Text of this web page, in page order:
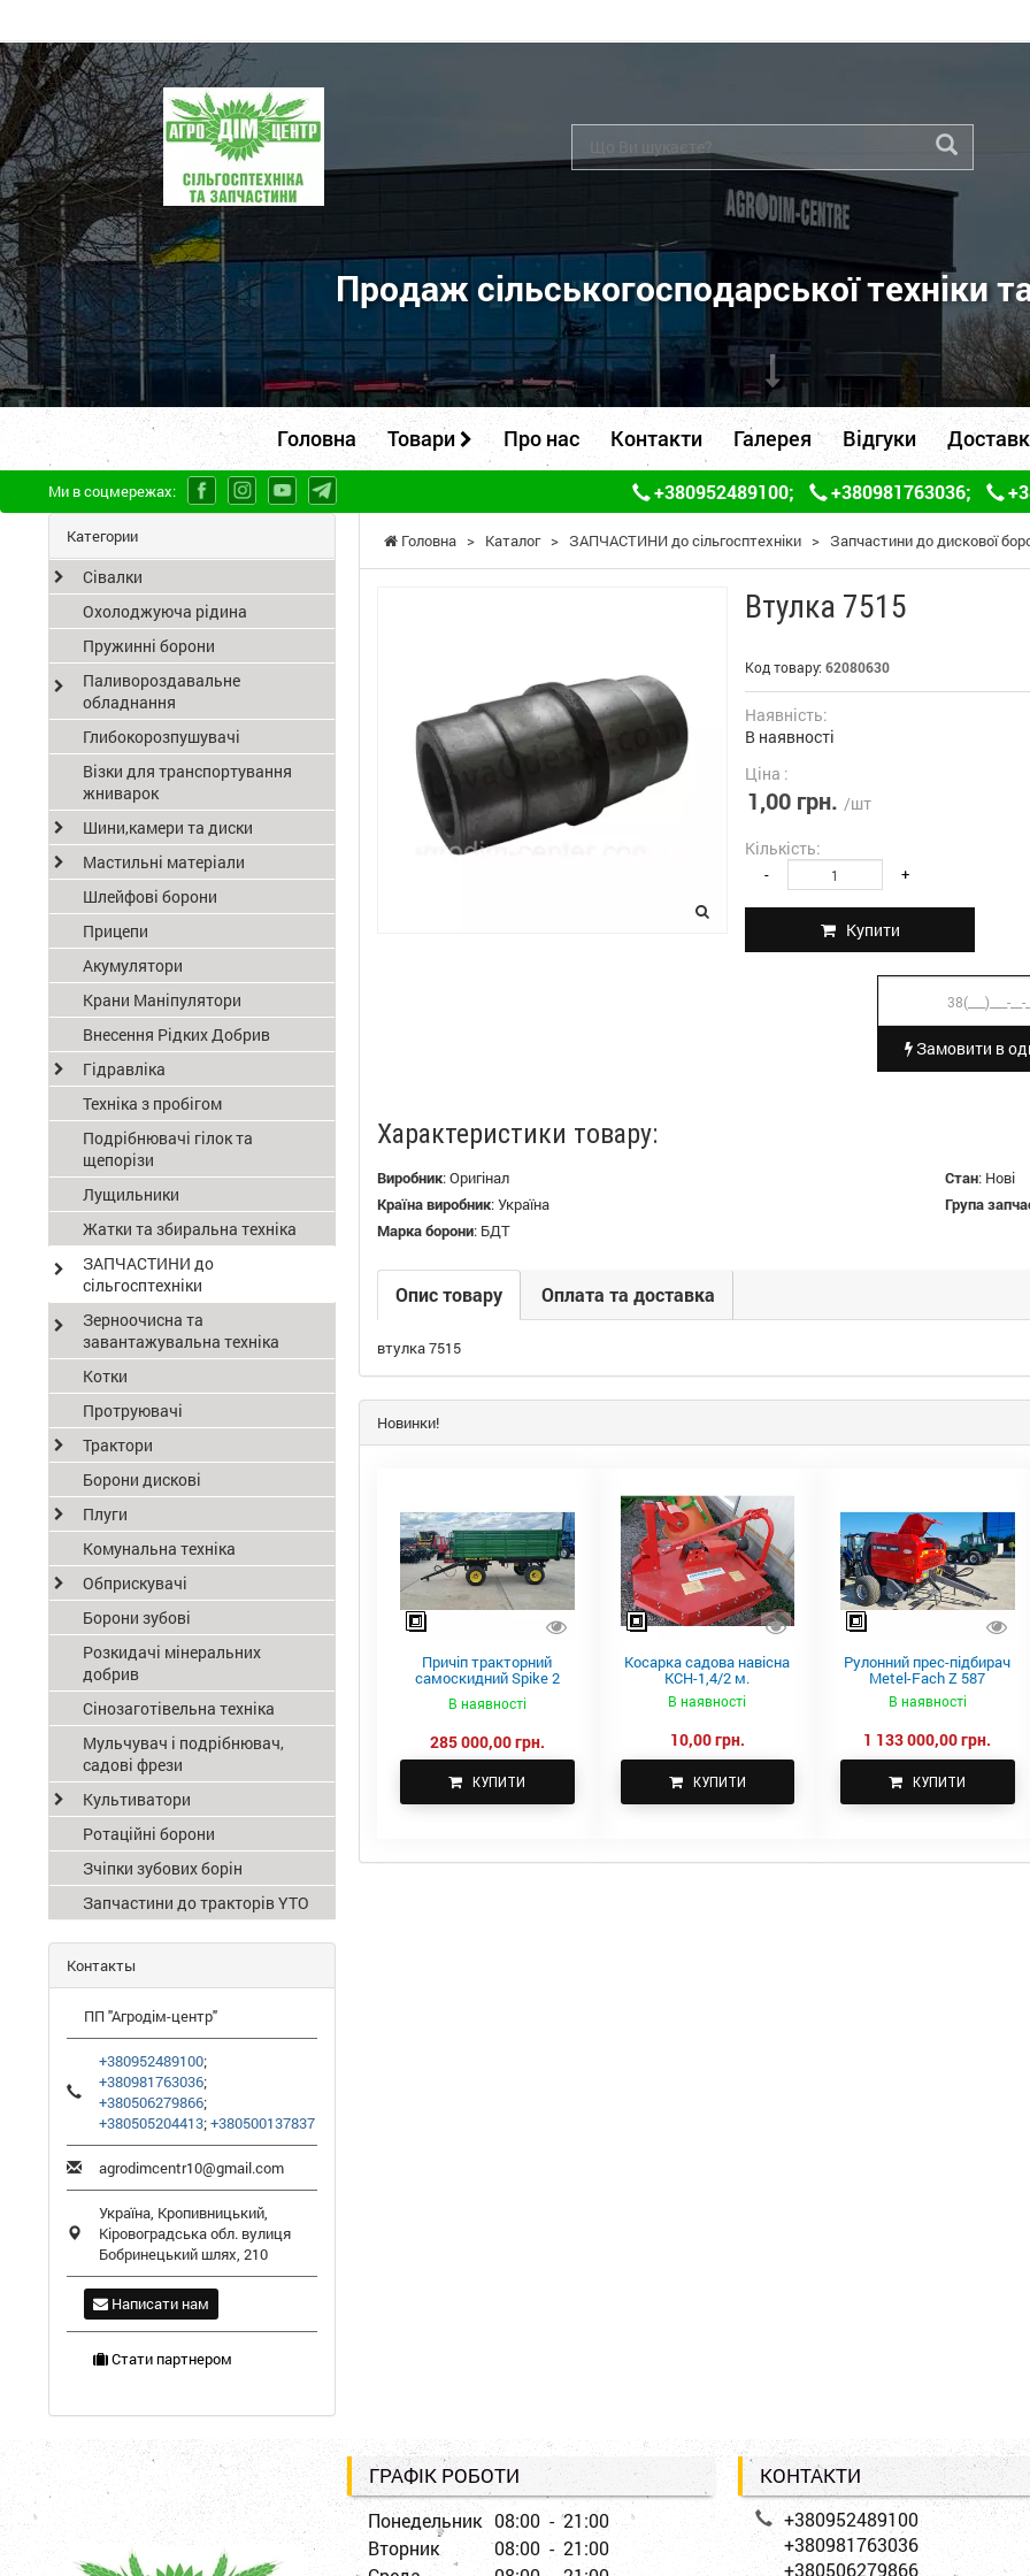
ПП
"Агродім-
центр"
-
продаж
сільськогосподарської
техніки
та
запчастин
Продаж сільськогосподарської техніки
Головна Товари Про нас Контакти Галерея Відгуки
Ми в соцмережах: +380952489100; +380981763036;
Головна > Каталог > ЗАПЧАСТИНИ до сільгосптехніки > Запчастини до дискової
Втулка 7515
Код товару: 62080630
Наявність:
В наявності
Ціна :
1,00 грн. /шт
Кількість:
- +
Купити
Замовити в
Характеристики товару:
Виробник:Оригінал Стан: Нові
Країна виробник:Україна Група
Марка борони: БДТ
Опис товару Оплата та доставка
втулка 7515
Новинки!
Причіп тракторний
самоскидний Spike 2
В наявності
285 000,00 грн.
КУПИТИ
Косарка садова навісна
КСН-1,4/2 м.
В наявності
10,00 грн.
КУПИТИ
Рулонний прес-підбирач
Metel-Fach Z 587
В наявності
1 133 000,00 грн.
КУПИТИ
Категории
Сівалки
Охолоджуюча рідина
Пружинні борони
Паливороздавальне
обладнання
Глибокорозпушувачі
Візки для транспортування
жниварок
Шини,камери та диски
Мастильні матеріали
Шлейфові борони
Прицепи
Акумулятори
Крани Маніпулятори
Внесення Рідких Добрив
Гідравліка
Техніка з пробігом
Подрібнювачі гілок та
щепорізи
Лущильники
Жатки та збиральна техніка
ЗАПЧАСТИНИ до
сільгосптехніки
Зерноочисна та
завантажувальна техніка
Котки
Протруювачі
Трактори
Борони дискові
Плуги
Комунальна техніка
Обприскувачі
Борони зубові
Розкидачі мінеральних
добрив
Сінозаготівельна техніка
Мульчувач і подрібнювач,
садові фрези
Культиватори
Ротаційні борони
Зчіпки зубових борін
Запчастини до тракторів YTO
Контакты
ПП "Агродім-центр"
+380952489100;
+380981763036;
+380506279866;
+380505204413;+380500137837
agrodimcentr10@gmail.com
Україна, Кропивницький,
Кіровоградська обл. вулиця
Бобринецький шлях, 210
Написати нам
Стати партнером
ГРАФІК РОБОТИ
Понедельник 08:00 - 21:00
Вторник
08:00 - 21:00
КОНТАКТИ
+380952489100
+380981763036
+380506279866